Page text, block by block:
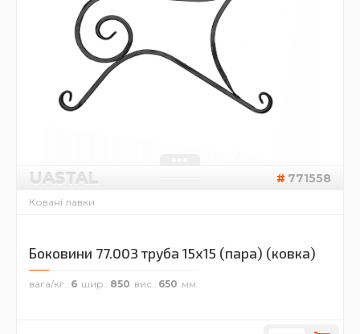
UASTAL 771558
Ковані лавки
Боковини 77.003 труба 15х15 (пара) (ковка)
вага/кг. 6 шир. 850 вис. 650